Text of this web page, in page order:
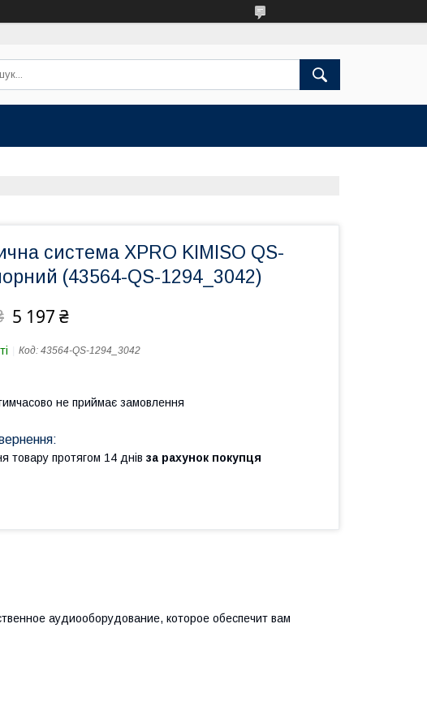
система XPRO KIMISO QS-
(43564-QS-1294_3042)
5 197 ₴
Код: 43564-QS-1294_3042
не приймає замовлення
товару протягом 14 днів за рахунок покупця
аудиооборудование, которое обеспечит вам